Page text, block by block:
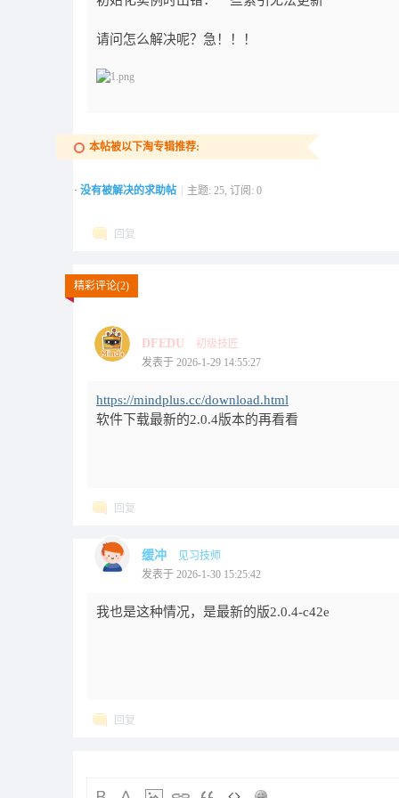
请问怎么解决呢？急！！！
本帖被以下淘专辑推荐:
· 没有被解决的求助帖 主题: 25, 订阅: 0
回复
精彩评论(2)
DFEDU
初级技匠
发表于 2026-1-29 14:55:27
https://mindplus.cc/download.html
软件下载最新的2.0.4版本的再看看
回复
缓冲
见习技师
发表于 2026-1-30 15:25:42
我也是这种情况，是最新的版2.0.4-c42e
回复